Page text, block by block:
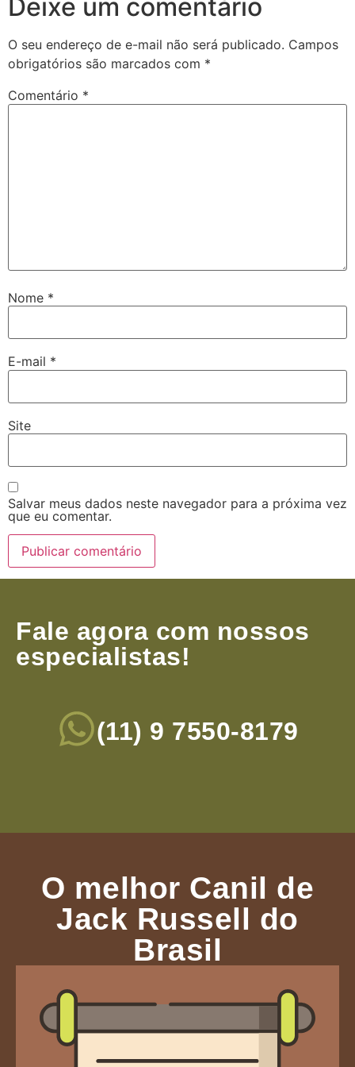
Deixe um comentário
O seu endereço de e-mail não será publicado. Campos
obrigatórios são marcados com *
Comentário *
Nome *
E-mail *
Site
Salvar meus dados neste navegador para a próxima vez
que eu comentar.
Fale agora com nossos
especialistas!
(11) 9 7550-8179
O melhor Canil de
Jack Russell do
Brasil